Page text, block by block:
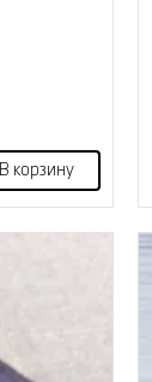
В корзину